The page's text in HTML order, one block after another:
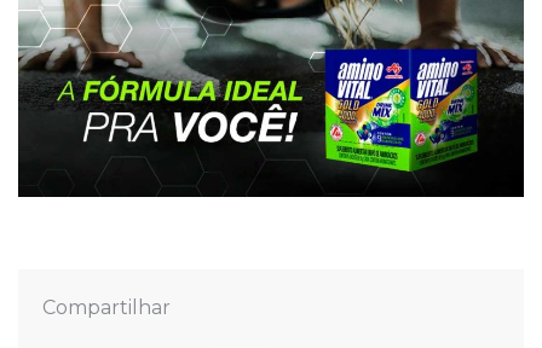
Compartilhar